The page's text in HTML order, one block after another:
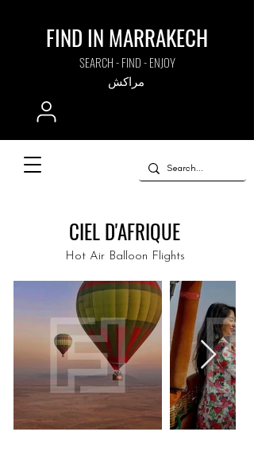
FIND IN MARRAKECH
SEARCH - FIND - ENJOY
مراكش
CIEL D'AFRIQUE
Hot Air Balloon Flights